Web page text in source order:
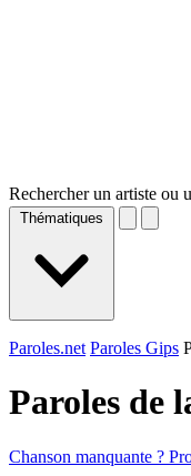
Rechercher un artiste ou
Thématiques
Paroles.net Paroles Gips
Paroles de
Chanson manquante ?